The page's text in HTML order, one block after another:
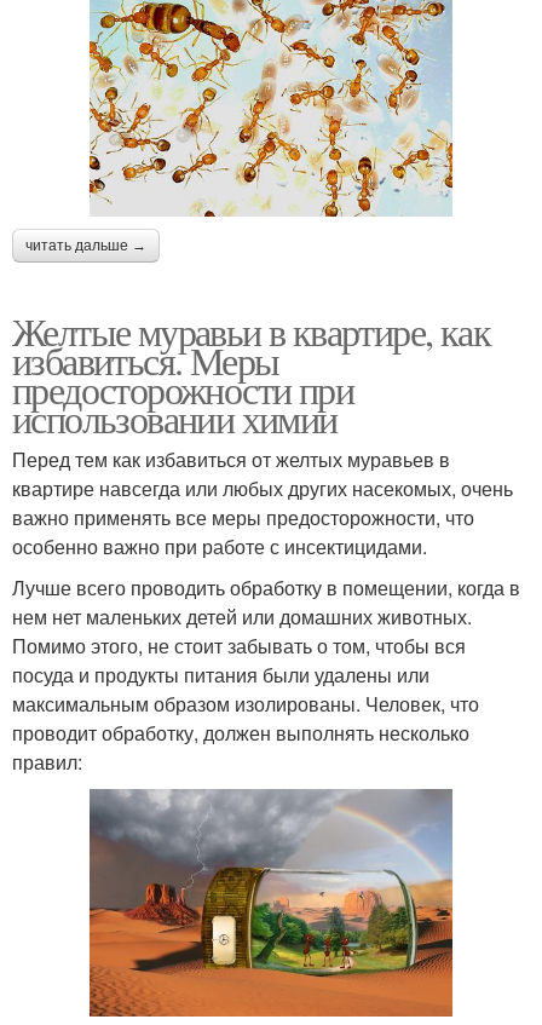
читать дальше →
Желтые муравьи в квартире, как
избавиться. Меры
предосторожности при
использовании химии
Перед тем как избавиться от желтых муравьев в
квартире навсегда или любых других насекомых, очень
важно применять все меры предосторожности, что
особенно важно при работе с инсектицидами.
Лучше всего проводить обработку в помещении, когда в
нем нет маленьких детей или домашних животных.
Помимо этого, не стоит забывать о том, чтобы вся
посуда и продукты питания были удалены или
максимальным образом изолированы. Человек, что
проводит обработку, должен выполнять несколько
правил: